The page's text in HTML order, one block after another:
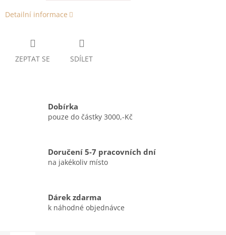
Detailní informace
ZEPTAT SE SDÍLET
Dobírka
pouze do částky 3000,-Kč
Doručení 5-7 pracovních dní
na jakékoliv místo
Dárek zdarma
k náhodné objednávce